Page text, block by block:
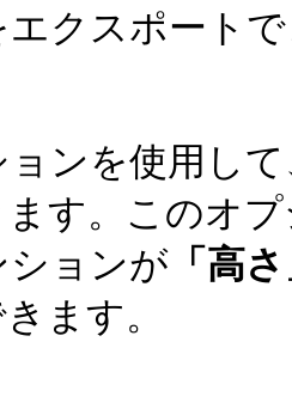
エクスポート
ョンを使用し
す。このオ
ションが 「高
ます。